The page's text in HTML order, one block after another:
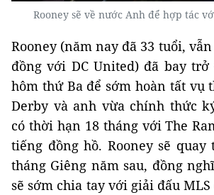
Rooney sẽ về nước Anh để hợp tác
Rooney (năm nay đã 33 tuổi,
đồng với DC United) đã bay
hôm thứ Ba để sớm hoàn tất vụ
Derby và anh vừa chính thức
có thời hạn 18 tháng với The
tiếng đồng hồ. Rooney sẽ
tháng Giêng năm sau, đồng
sẽ sớm chia tay với giải đấu